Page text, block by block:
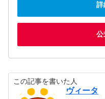
詳
公
この記事を書いた人
ヴィータ